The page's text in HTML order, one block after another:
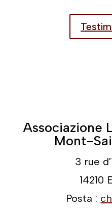
Associazione
Mont-
3 rue
14210
Posta :